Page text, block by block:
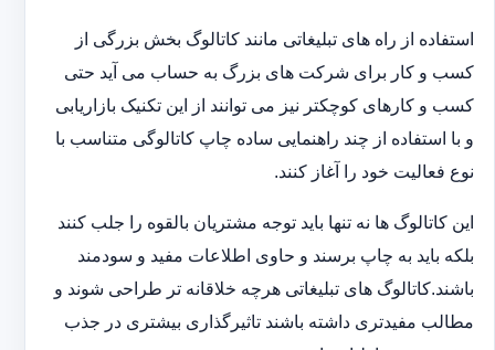
استفاده از راه های تبلیغاتی مانند کاتالوگ بخش بزرگی از
کسب و کار برای شرکت های بزرگ به حساب می آید حتی
کسب و کارهای کوچکتر نیز می توانند از این تکنیک بازاریابی
و با استفاده از چند راهنمایی ساده چاپ کاتالوگی متناسب با
نوع فعالیت خود را آغاز کنند.
این کاتالوگ ها نه تنها باید توجه مشتریان بالقوه را جلب کنند
بلکه باید به چاپ برسند و حاوی اطلاعات مفید و سودمند
باشند.کاتالوگ های تبلیغاتی هرچه خلاقانه تر طراحی شوند و
مطالب مفیدتری داشته باشند تاثیرگذاری بیشتری در جذب